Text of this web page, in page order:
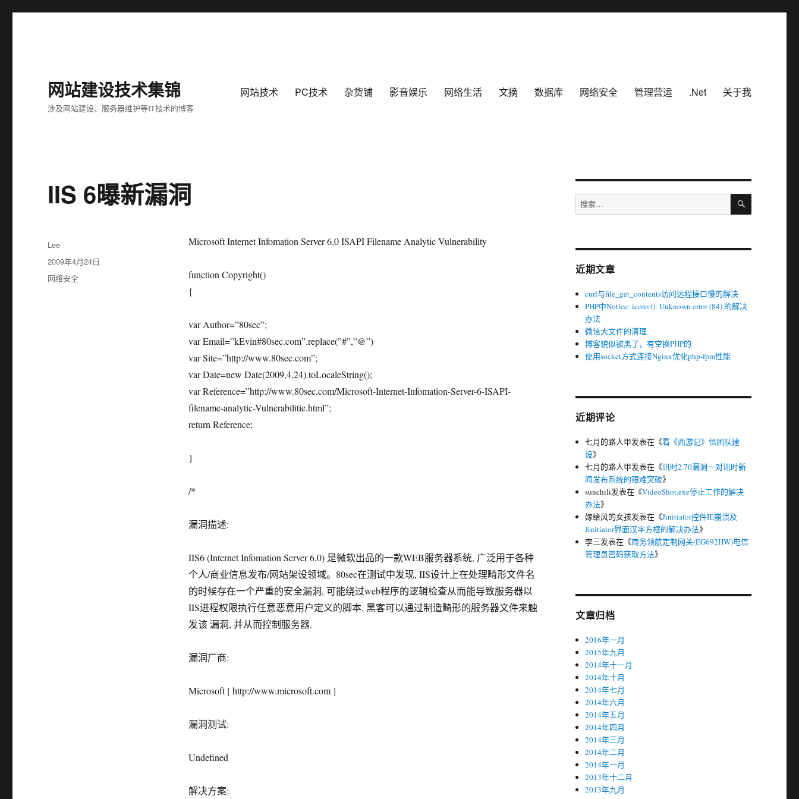
网站建设技术集锦
涉及网站建设、服务器维护等IT技术的博客
网站技术 PC技术 杂货铺 影音娱乐 网络生活 文摘 数据库 网络安全 管理营运 .Net 关于我
IIS 6曝新漏洞
Microsoft Internet Infomation Server 6.0 ISAPI Filename Analytic Vulnerability
function Copyright()
{
var Author=”80sec”;
var Email=”kEvin#80sec.com”.replace(”#”,”@”)
var Site=”http://www.80sec.com”;
var Date=new Date(2009,4,24).toLocaleString();
var Reference=”http://www.80sec.com/Microsoft-Internet-Infomation-Server-6-ISAPI-
filename-analytic-Vulnerabilitie.html”;
return Reference;
}
/*
漏洞描述:
IIS6 (Internet Infomation Server 6.0) 是微软出品的一款WEB服务器系统, 广泛用于各种
个人/商业信息发布/网站架设领域。80sec在测试中发现, IIS设计上在处理畸形文件名
的时候存在一个严重的安全漏洞, 可能绕过web程序的逻辑检查从而能导致服务器以
IIS进程权限执行任意恶意用户定义的脚本, 黑客可以通过制造畸形的服务器文件来触
发该 漏洞, 并从而控制服务器.
漏洞厂商:
Microsoft [ http://www.microsoft.com ]
漏洞测试:
Undefined
解决方案:
作
者
Lee
发
布
于
2009年4月24日
分
网络安全
搜
索：
搜
近期文章
curl与file_get_contents访问远程接口慢的解决
PHP中Notice: iconv(): Unknown error (84) 的解决
办法
微信大文件的清理
博客貌似被黑了，有空换PHP的
使用socket方式连接Nginx优化php-fpm性能
近期评论
七月的路人甲发表在《看《西游记》悟团队建
设》
七月的路人甲发表在《讯时2.70漏洞－对讯时新
闻发布系统的艰难突破》
sunchili发表在《VideoShot.exe停止工作的解决
办法》
嫁给风的女孩发表在《Jinitiator控件IE崩溃及
Jinitiator界面汉字方框的解决办法》
李三发表在《商务领航定制网关(EG692HW)电信
管理员密码获取方法》
文章归档
2016年一月
2015年九月
2014年十一月
2014年十月
2014年七月
2014年六月
2014年五月
2014年四月
2014年三月
2014年二月
2014年一月
2013年十二月
2013年九月